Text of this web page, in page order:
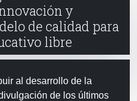
y
de calidad para
libre
al desarrollo de la
de los últimos